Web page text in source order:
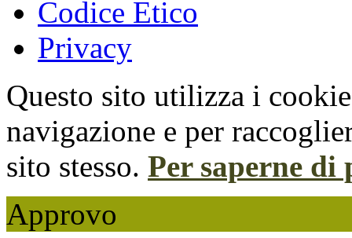
Codice Etico
Privacy
Questo sito utilizza i
navigazione e per
sito stesso. Per saperne di
Approvo